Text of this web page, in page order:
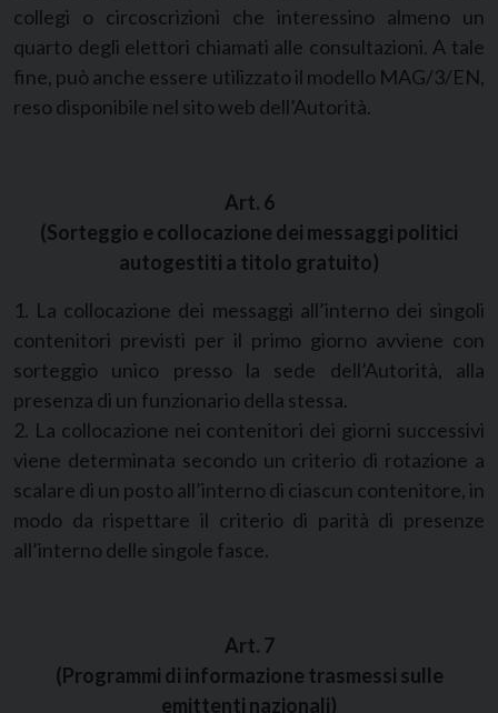
collegi o circoscrizioni che interessino almeno un
quarto degli elettori chiamati alle consultazioni. A tale
fine, può anche essere utilizzato il modello MAG/3/EN,
reso disponibile nel sito web dell’Autorità.
Art. 6
(Sorteggio e collocazione dei messaggi politici
autogestiti a titolo gratuito)
1. La collocazione dei messaggi all’interno dei singoli
contenitori previsti per il primo giorno avviene con
sorteggio unico presso la sede dell’Autorità, alla
presenza di un funzionario della stessa.
2. La collocazione nei contenitori dei giorni successivi
viene determinata secondo un criterio di rotazione a
scalare di un posto all’interno di ciascun contenitore, in
modo da rispettare il criterio di parità di presenze
all’interno delle singole fasce.
Art. 7
(Programmi di informazione trasmessi sulle
emittenti nazionali)